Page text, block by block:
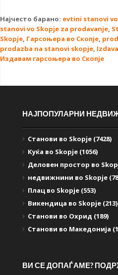
Најчесто барано: evtini stanovi
stanovi vo Skopje za prodavanje,
Skopje, Гарсоњера во Скопје,
prodazba na stanovi skopje,
Издавам гарсоњера во Скопје
НАЈПОПУЛАРНИ
Станови во Skopje (7428)
Куќа во Skopje (1056)
Деловен простор во
недвижнини во Skopje
Плац во Skopje (553)
Викендица во Skopje (213)
Станови во Охрид (189)
Станови во Македонија
ВИ СЕ ДОПАЃАМЕ?